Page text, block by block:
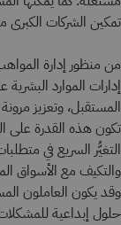
تمكين الشركات الكبرى
من منظور إدارة
إدارات الموارد
المستقبل، وتعزيز
تكون هذه القدرة
التغيُّر السريع في
والتكيف مع الأسواق
وقد يكون العاملون
حلول إبداعية